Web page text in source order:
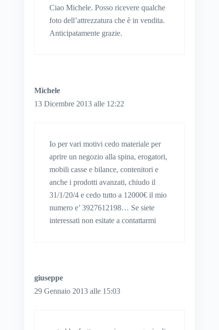
Ciao Michele. Posso ricevere qualche
foto dell’attrezzatura che è in vendita.
Anticipatamente grazie.
Michele
13 Dicembre 2013 alle 12:22
Io per vari motivi cedo materiale per
aprire un negozio alla spina, erogatori,
mobili casse e bilance, contenitori e
anche i prodotti avanzati, chiudo il
31/1/20/4 e cedo tutto a 12000€ il mio
numero e’ 3927612198… Se siete
interessati non esitate a contattarmi
giuseppe
29 Gennaio 2013 alle 15:03